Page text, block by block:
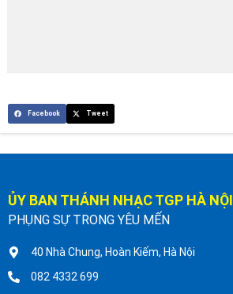
Facebook Tweet
ỦY BAN THÁNH NHẠC TGP HÀ NỘI
PHỤNG SỰ TRONG YÊU MẾN
40 Nhà Chung, Hoàn Kiếm, Hà Nội
082 4332 699